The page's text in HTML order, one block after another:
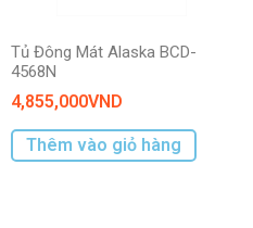
Tủ Đông Mát Alaska BCD-
4568N
4,855,000VND
Thêm vào giỏ hàng